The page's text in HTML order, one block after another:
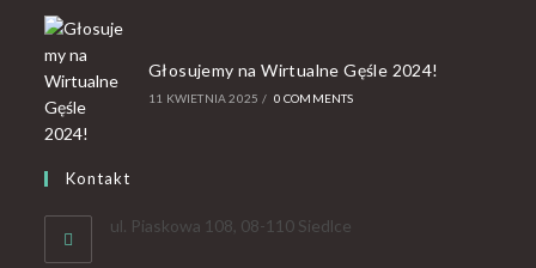
Głosujemy na Wirtualne Gęśle 2024!
11 KWIETNIA 2025 / 0 COMMENTS
Kontakt
ul. Piaskowa 108, 08-110 Siedlce